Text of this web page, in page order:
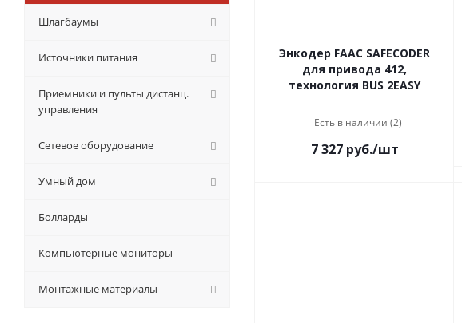
Энкодер FAAC SAFECODER
для привода 412,
технология BUS 2EASY
Есть в наличии (2)
7 327руб./шт
Шлагбаумы
Источники питания
Приемники и пульты дистанц.
управления
Сетевое оборудование
Умный дом
Болларды
Компьютерные мониторы
Монтажные материалы